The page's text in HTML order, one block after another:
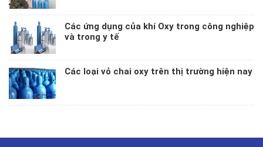
Các ứng dụng của khí Oxy trong công nghiệp
và trong y tế
Các loại vỏ chai oxy trên thị trường hiện nay